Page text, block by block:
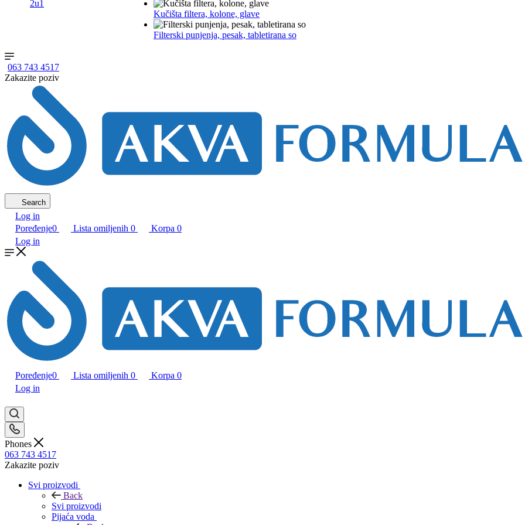
2u1
Kučišta filtera, kolone, glave
Filterski punjenja, pesak, tabletirana so
063 743 4517
Zakazite poziv
Search
Log in
Poređenje0 Lista omiljenih 0 Korpa 0
Log in
Poređenje0 Lista omiljenih 0 Korpa 0
Log in
Phones
063 743 4517
Zakazite poziv
Svi proizvodi
Back
Svi proizvodi
Pijaća voda